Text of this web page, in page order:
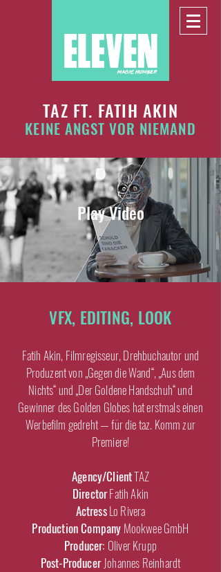
TAZ FT. FATIH AKIN
KEINE ANGST VOR NIEMAND
Play Video
VFX, EDITING, LOOK
Fatih Akin, Filmregisseur, Drehbuchautor und
Produzent von „Gegen die Wand“, „Aus dem
Nichts“ und „Der Goldene Handschuh“ und
Gewinner des Golden Globes hat erstmals einen
Werbefilm gedreht — für die taz. Komm zur
Premiere!
Agency/ClientTAZ
DirectorFatih Akin
ActressLo Rivera
Production Company Mookwee GmbH
Producer: Oliver Krupp
Post-Producer Johannes Reinhardt